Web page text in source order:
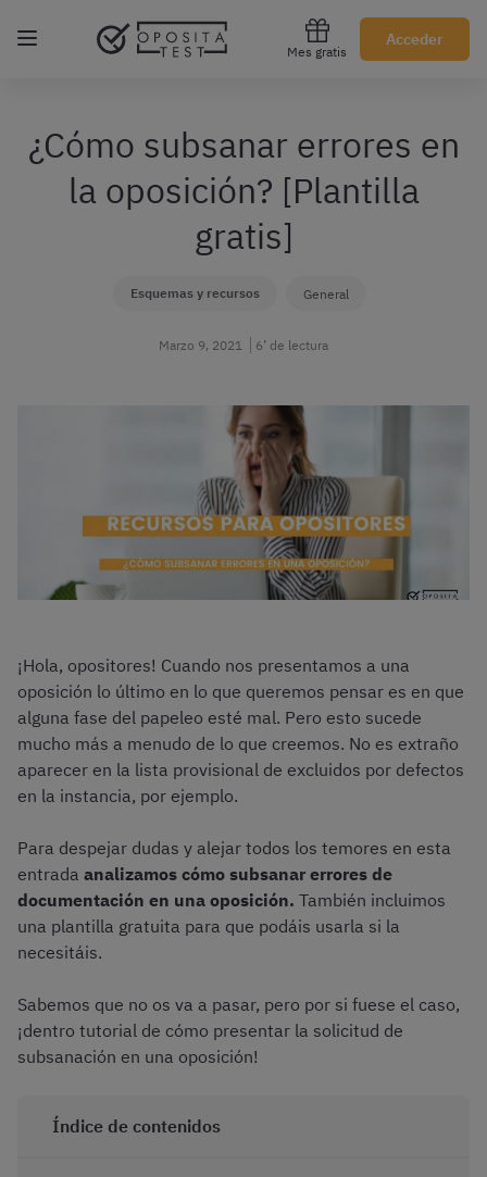
Mes gratis
Acceder
Regístrate gratis
¿Cómo subsanar errores en
la oposición? [Plantilla
gratis]
Esquemas y recursos General
Marzo 9, 2021 6’ de lectura
¡Hola, opositores! Cuando nos presentamos a una
oposición lo último en lo que queremos pensar es en que
alguna fase del papeleo esté mal. Pero esto sucede
mucho más a menudo de lo que creemos. No es extraño
aparecer en la lista provisional de excluidos por defectos
en la instancia, por ejemplo.
Para despejar dudas y alejar todos los temores en esta
entrada analizamos cómo subsanar errores de
documentación en una oposición. También incluimos
una plantilla gratuita para que podáis usarla si la
necesitáis.
Sabemos que no os va a pasar, pero por si fuese el caso,
¡dentro tutorial de cómo presentar la solicitud de
subsanación en una oposición!
Índice de contenidos